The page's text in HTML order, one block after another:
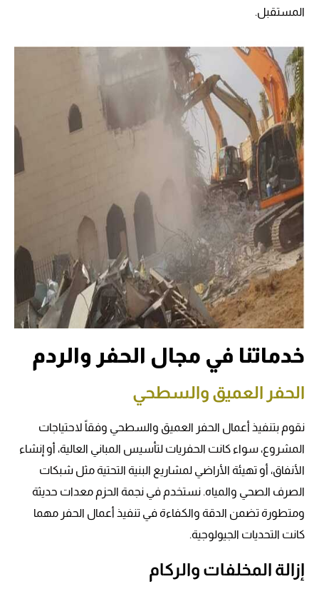
المستقبل.
خدماتنا في مجال الحفر والردم
الحفر العميق والسطحي
نقوم بتنفيذ أعمال الحفر العميق والسطحي وفقاً لاحتياجات
المشروع، سواء كانت الحفريات لتأسيس المباني العالية، أو إنشاء
الأنفاق، أو تهيئة الأراضي لمشاريع البنية التحتية مثل شبكات
الصرف الصحي والمياه. نستخدم في نجمة الحزم معدات حديثة
ومتطورة تضمن الدقة والكفاءة في تنفيذ أعمال الحفر مهما
كانت التحديات الجيولوجية.
إزالة المخلفات والركام